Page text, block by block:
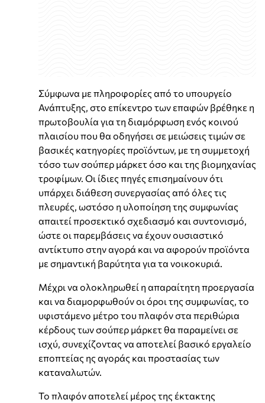
Σύμφωνα με πληροφορίες από το υπουργείο
Ανάπτυξης, στο επίκεντρο των επαφών βρέθηκε η
πρωτοβουλία για τη διαμόρφωση ενός κοινού
πλαισίου που θα οδηγήσει σε μειώσεις τιμών σε
βασικές κατηγορίες προϊόντων, με τη συμμετοχή
τόσο των σούπερ μάρκετ όσο και της βιομηχανίας
τροφίμων. Οι ίδιες πηγές επισημαίνουν ότι
υπάρχει διάθεση συνεργασίας από όλες τις
πλευρές, ωστόσο η υλοποίηση της συμφωνίας
απαιτεί προσεκτικό σχεδιασμό και συντονισμό,
ώστε οι παρεμβάσεις να έχουν ουσιαστικό
αντίκτυπο στην αγορά και να αφορούν προϊόντα
με σημαντική βαρύτητα για τα νοικοκυριά.
Μέχρι να ολοκληρωθεί η απαραίτητη προεργασία
και να διαμορφωθούν οι όροι της συμφωνίας, το
υφιστάμενο μέτρο του πλαφόν στα περιθώρια
κέρδους των σούπερ μάρκετ θα παραμείνει σε
ισχύ, συνεχίζοντας να αποτελεί βασικό εργαλείο
εποπτείας ης αγοράς και προστασίας των
καταναλωτών.
Το πλαφόν αποτελεί μέρος της έκτακτης